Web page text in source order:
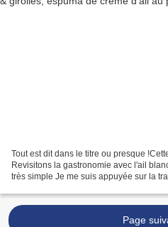
Tout est dit dans le titre ou presque
Revisitons la gastronomie avec l'ail
très simple Je me suis appuyée sur la
Page